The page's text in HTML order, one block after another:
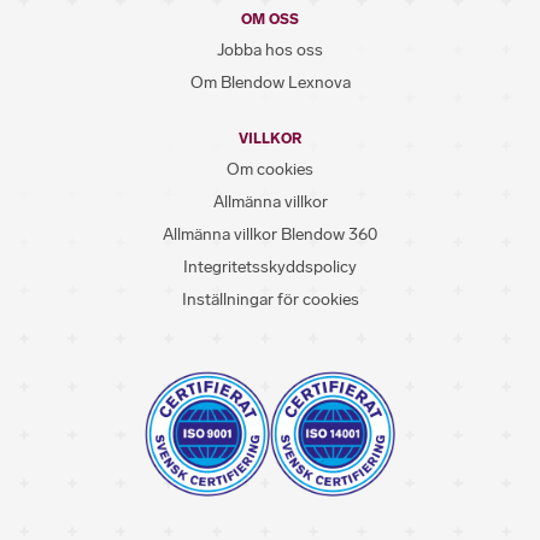
OM OSS
Jobba hos oss
Om Blendow Lexnova
VILLKOR
Om cookies
Allmänna villkor
Allmänna villkor Blendow 360
Integritetsskyddspolicy
Inställningar för cookies